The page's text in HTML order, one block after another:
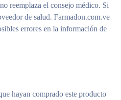
reemplaza el consejo médico. Si
de salud. Farmadon.com.ve
errores en la información de
hayan comprado este producto